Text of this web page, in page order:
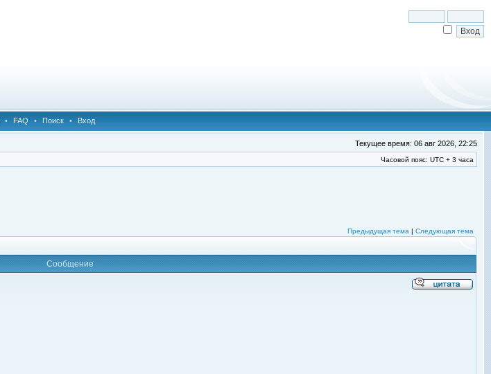
• FAQ • Поиск • Вход
Текущее время: 06 авг 2026, 22:25
Часовой пояс: UTC + 3 часа
Предыдущая тема | Следующая тема
Сообщение